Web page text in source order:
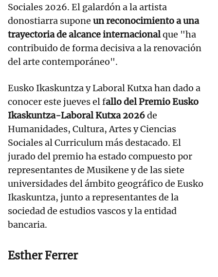
Sociales 2026. El galardón a la artista
donostiarra supone un reconocimiento a una
trayectoria de alcance internacionalque "ha
contribuido de forma decisiva a la renovación
del arte contemporáneo".
Eusko Ikaskuntza y Laboral Kutxa han dado a
conocer este jueves el fallo del Premio Eusko
Ikaskuntza-Laboral Kutxa 2026de
Humanidades, Cultura, Artes y Ciencias
Sociales al Curriculum más destacado. El
jurado del premio ha estado compuesto por
representantes de Musikene y de las siete
universidades del ámbito geográfico de Eusko
Ikaskuntza, junto a representantes de la
sociedad de estudios vascos y la entidad
bancaria.
Esther Ferrer